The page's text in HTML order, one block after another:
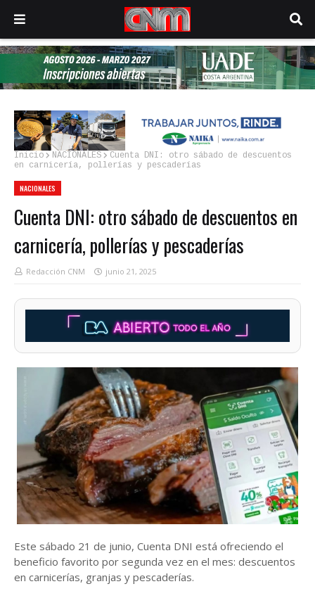
Inicio NACIONALES
Cuenta DNI: otro sábado de descuentos
en carnicería, pollerías y pescaderías
NACIONALES
Cuenta DNI: otro sábado de descuentos en
carnicería, pollerías y pescaderías
Redacción CNM junio 21, 2025
Este sábado 21 de junio, Cuenta DNI está ofreciendo el
beneficio favorito por segunda vez en el mes: descuentos
en carnicerías, granjas y pescaderías.